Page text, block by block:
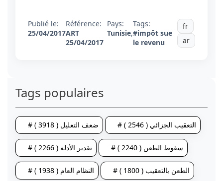
Publié le:
25/04/2017
Référence:
ART
25/04/2017
Pays:
Tunisie,
Tags:
#impôt sue
le revenu
fr
ar
Tags populaires
# ضعف التعليل ( 3918 ) # التعقيب الجزائي ( 2546 )
# تقدير الأدلة ( 2266 ) # سقوط الطعن ( 2240 )
# النظام العام ( 1938 ) # الطعن بالتعقيب ( 1800 )